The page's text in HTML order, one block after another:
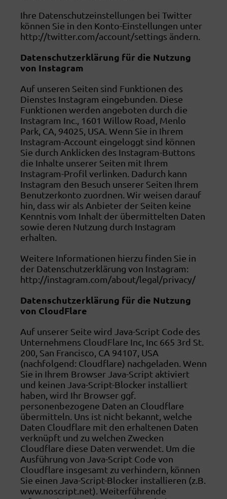
Ihre Datenschutzeinstellungen bei Twitter
können Sie in den Konto-Einstellungen unter
http://twitter.com/account/settings ändern.
Datenschutzerklärung für die Nutzung
von Instagram
Auf unseren Seiten sind Funktionen des
Dienstes Instagram eingebunden. Diese
Funktionen werden angeboten durch die
Instagram Inc., 1601 Willow Road, Menlo
Park, CA, 94025, USA. Wenn Sie in Ihrem
Instagram-Account eingeloggt sind können
Sie durch Anklicken des Instagram-Buttons
die Inhalte unserer Seiten mit Ihrem
Instagram-Profil verlinken. Dadurch kann
Instagram den Besuch unserer Seiten Ihrem
Benutzerkonto zuordnen. Wir weisen darauf
hin, dass wir als Anbieter der Seiten keine
Kenntnis vom Inhalt der übermittelten Daten
sowie deren Nutzung durch Instagram
erhalten.
Weitere Informationen hierzu finden Sie in
der Datenschutzerklärung von Instagram:
http://instagram.com/about/legal/privacy/
Datenschutzerklärung für die Nutzung
von CloudFlare
Auf unserer Seite wird Java-Script Code des
Unternehmens CloudFlare Inc, Inc 665 3rd St.
200, San Francisco, CA 94107, USA
(nachfolgend: Cloudflare) nachgeladen. Wenn
Sie in Ihrem Browser Java-Script aktiviert
und keinen Java-Script-Blocker installiert
haben, wird Ihr Browser ggf.
personenbezogene Daten an Cloudflare
übermitteln. Uns ist nicht bekannt, welche
Daten Cloudflare mit den erhaltenen Daten
verknüpft und zu welchen Zwecken
Cloudflare diese Daten verwendet. Um die
Ausführung von Java-Script Code von
Cloudflare insgesamt zu verhindern, können
Sie einen Java-Script-Blocker installieren (z.B.
www.noscript.net). Weiterführende